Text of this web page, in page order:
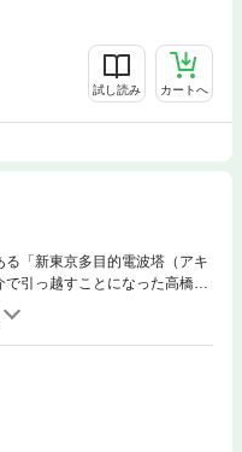
試し読み カートへ
る「新東京多目的電波塔（アキ
引っ越すことになった高橋
会う――。電波塔の最上階にあ
称するマンガ家少女、ペンネ
オタクの女子大生、筋肉オヤ
ロ（千葉浪人）とあだ名をつ
贈る、秋葉原のマンション